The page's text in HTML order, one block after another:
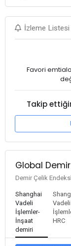
İzleme Listesi
Favori
Takip
Global
Demir Çelik
Shanghai
Vadeli
İşlemler-
İnşaat
demiri
Vadeli
HRC